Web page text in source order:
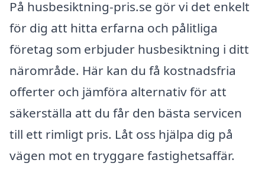
På husbesiktning-pris.se gör vi det enkelt
för dig att hitta erfarna och pålitliga
företag som erbjuder husbesiktning i ditt
närområde. Här kan du få kostnadsfria
offerter och jämföra alternativ för att
säkerställa att du får den bästa servicen
till ett rimligt pris. Låt oss hjälpa dig på
vägen mot en tryggare fastighetsaffär.